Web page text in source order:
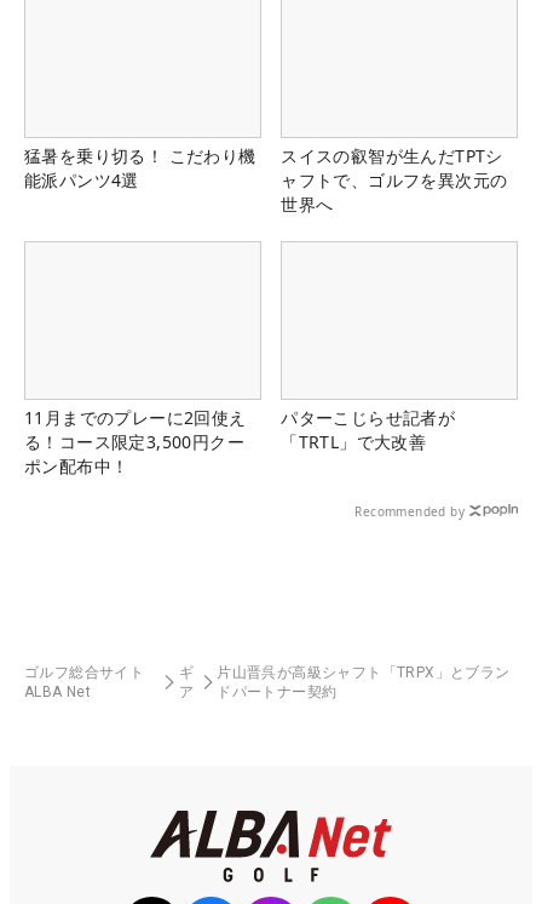
猛暑を乗り切る！ こだわり機
能派パンツ4選
スイスの叡智が生んだTPTシ
ャフトで、ゴルフを異次元の
世界へ
11月までのプレーに2回使え
る！コース限定3,500円クー
ポン配布中！
パターこじらせ記者が
「TRTL」で大改善
Recommended by
ゴルフ総合サイト
ALBA Net
ギ
ア
片山晋呉が高級シャフト「TRPX」とブラン
ドパートナー契約